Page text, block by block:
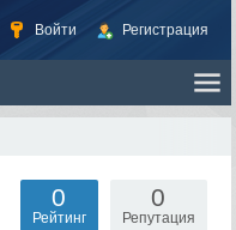
Войти Регистрация
0
Репутация
0
Рейтинг